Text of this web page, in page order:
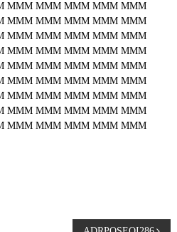
MMM MMM MMM MMM MMM
MMM MMM MMM MMM MMM
MMM MMM MMM MMM MMM
MMM MMM MMM MMM MMM
MMM MMM MMM MMM MMM
MMM MMM MMM MMM MMM
MMM MMM MMM MMM MMM
MMM MMM MMM MMM MMM
MMM MMM MMM MMM MMM